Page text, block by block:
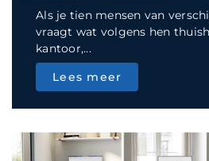
Als je tien mensen van
vraagt wat volgens hen
kantoor,...
Lees meer